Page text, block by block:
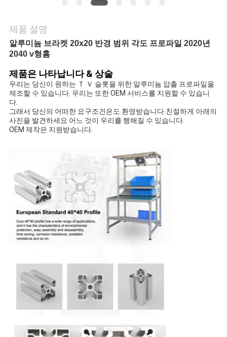
케
이
스
조
회
요
청
하
다
제품 설명
알루미늄 브라켓 20x20 반경 범위 각도 프로파일 2020년
2040 v형홈
제품은 나타납니다 & 상술
우리는 당신이 원하는 Ｔ Ｖ 슬롯을 위한 알루미늄 압출 프로파일을
제조할 수 있습니다. 우리는 또한 OEM 서비스를 지원할 수 있습니
다.
그래서 당신의 어떠한 요구조건은도 환영받습니다.친절하게 아래의
사진을 발견하세요 어느 것이 우리를 행해질 수 있습니다.
OEM 제작은 지원받습니다.